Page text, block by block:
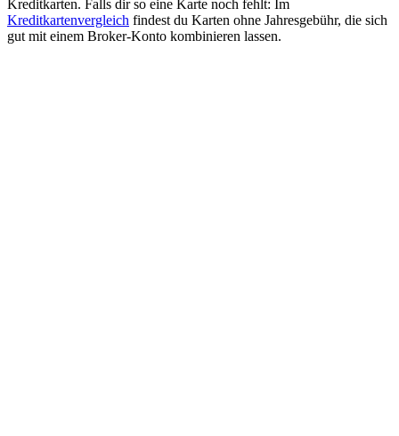
Kreditkarten. Falls dir so eine Karte noch fehlt: Im
Kreditkartenvergleich findest du Karten ohne Jahresgebühr, die sich
gut mit einem Broker-Konto kombinieren lassen.